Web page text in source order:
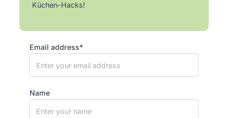
Küchen-Hacks!
Email address*
Name